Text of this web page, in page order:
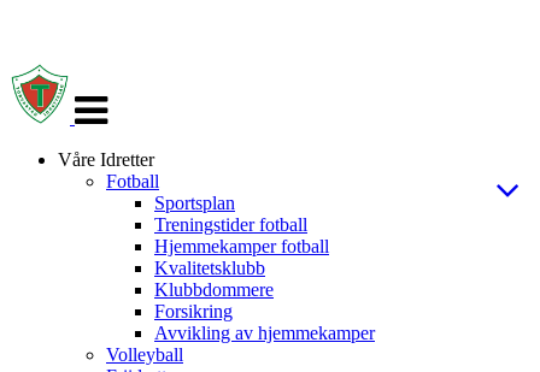
navigasjon
Våre Idretter
Fotball
Sportsplan
Treningstider fotball
Hjemmekamper fotball
Kvalitetsklubb
Klubbdommere
Forsikring
Avvikling av hjemmekamper
Volleyball